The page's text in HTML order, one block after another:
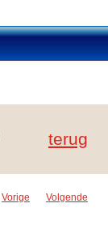
terug
Vorige Volgende